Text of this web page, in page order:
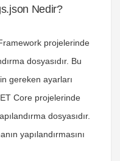
Nedir?
projelerinde
dosyasıdır. Bu
gereken ayarları
Core projelerinde
dosyasıdır.
yapılandırmasını